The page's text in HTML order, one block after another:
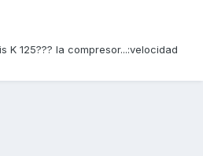
K 125??? la compresor...:velocidad